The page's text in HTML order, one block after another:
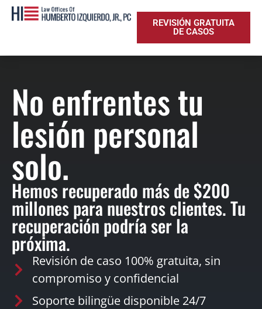
REVISIÓN GRATUITA
DE CASOS
No enfrentes tu
lesión personal
solo.
Hemos recuperado más de $200
millones para nuestros clientes. Tu
recuperación podría ser la
próxima.
Revisión de caso 100% gratuita, sin
compromiso y confidencial
Soporte bilingüe disponible 24/7